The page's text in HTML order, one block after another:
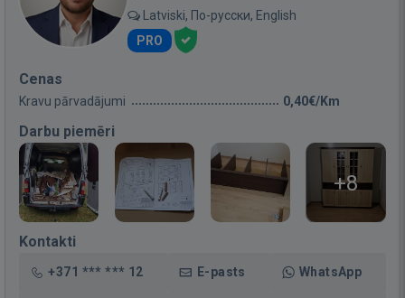
Latviski, По-русски, English
PRO
Cenas
Kravu pārvadājumi 0,40€/Km
Darbu piemēri
+8
Kontakti
+371 *** *** 12 E-pasts WhatsApp